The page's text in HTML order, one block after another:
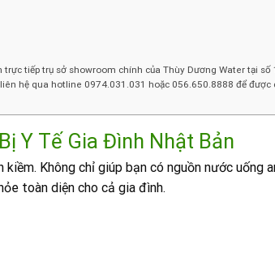
tiếp trụ sở showroom chính của Thùy Dương Water tại số
hệ qua hotline 0974.031.031 hoặc 056.650.8888 để được
Y Tế Gia Đình Nhật Bản
Không chỉ giúp bạn có nguồn nước uống
toàn diện cho cả gia đình.